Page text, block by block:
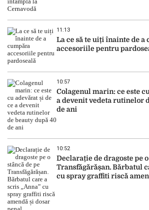
11:13
La ce să te uiți înainte de a
accesoriile pentru
10:57
Colagenul marin: ce este
a devenit vedeta rutinelor
de ani
10:52
Declarație de dragoste pe
Transfăgărășan. Bărbatul
cu spray graffiti riscă